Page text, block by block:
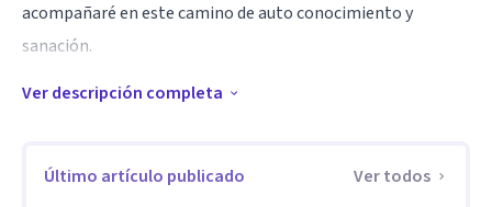
acompañaré en este camino de auto conocimiento y
sanación.
Especialidad
Ver descripción completa
Último artículo publicado
Ver todos